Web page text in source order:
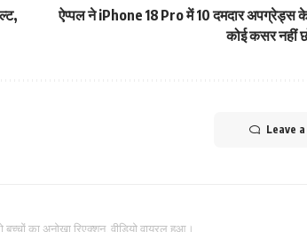
ऐप्पल ने iPhone 18 Pro में 10 दमदार अपग्रेड्स
कोई कसर नहीं
Leave
का अनोखा रिएक्शन, वीडियो वायरल हुआ।